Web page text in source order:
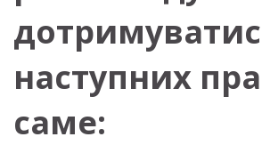
наступних
саме: